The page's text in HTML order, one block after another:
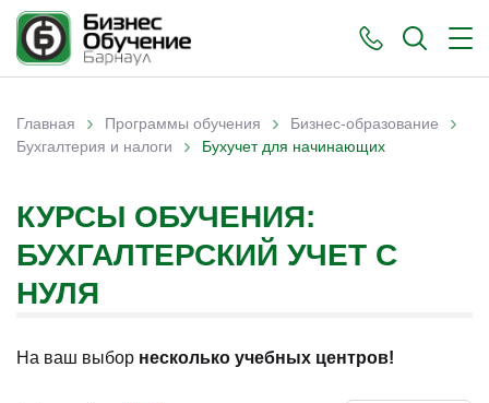
Вы здесь
Главная › Программы обучения › Бизнес-образование ›
Бухгалтерия и налоги › Бухучет для начинающих
КУРСЫ ОБУЧЕНИЯ:
БУХГАЛТЕРСКИЙ УЧЕТ С
НУЛЯ
На ваш выбор несколько учебных центров!